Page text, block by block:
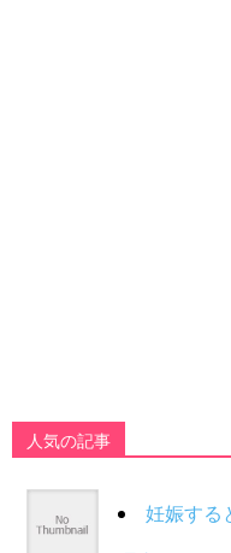
人気の記事
妊娠する